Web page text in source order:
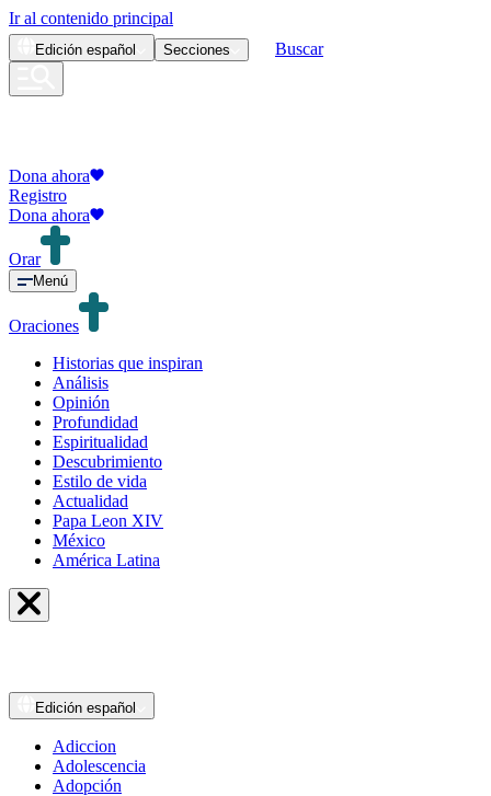
Ir al contenido principal
Edición español Secciones Buscar
Dona ahora
Registro
Dona ahora
Orar
Menú
Oraciones
Historias que inspiran
Análisis
Opinión
Profundidad
Espiritualidad
Descubrimiento
Estilo de vida
Actualidad
Papa Leon XIV
México
América Latina
Edición español
Adiccion
Adolescencia
Adopción